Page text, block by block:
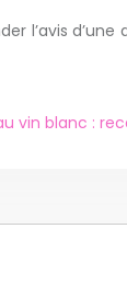
l’avis
vin blanc :